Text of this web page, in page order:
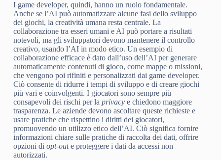
I game developer, quindi, hanno un ruolo fondamentale.
Anche se l’AI può automatizzare alcune fasi dello sviluppo
dei giochi, la creatività umana resta centrale. La
collaborazione tra esseri umani e AI può portare a risultati
notevoli, ma gli sviluppatori devono mantenere il controllo
creativo, usando l’AI in modo etico. Un esempio di
collaborazione efficace è dato dall’uso dell’AI per generare
automaticamente contenuti di gioco, come mappe o missioni,
che vengono poi rifiniti e personalizzati dai game developer.
Ciò consente di ridurre i tempi di sviluppo e di creare giochi
più vari e coinvolgenti. I giocatori sono sempre più
consapevoli dei rischi per la privacye chiedono maggiore
trasparenza. Le aziende devono ascoltare queste richieste e
usare pratiche che rispettino i diritti dei giocatori,
promuovendo un utilizzo etico dell’AI. Ciò significa fornire
informazioni chiare sulle pratiche di raccolta dei dati, offrire
opzioni di opt-oute proteggere i dati da accessi non
autorizzati.